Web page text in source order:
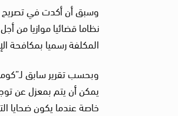
نظاما قضائيا موازيا من
المكلفة رسميا بمكافحة
يمكن أن يتم بمعزل عن
خاصة عندما يكون ضحايا